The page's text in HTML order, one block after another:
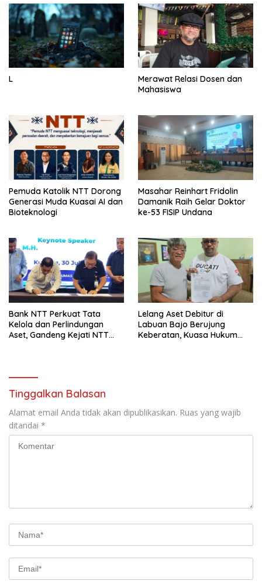
L
Merawat Relasi Dosen dan
Mahasiswa
Pemuda Katolik NTT Dorong
Generasi Muda Kuasai AI dan
Bioteknologi
Masahar Reinhart Fridolin
Damanik Raih Gelar Doktor
ke-53 FISIP Undana
Bank NTT Perkuat Tata
Kelola dan Perlindungan
Aset, Gandeng Kejati NTT
Lelang Aset Debitur di
Labuan Bajo Berujung
Keberatan, Kuasa Hukum
Tinggalkan Balasan
Alamat email Anda tidak akan dipublikasikan. Ruas yang wajib
ditandai *